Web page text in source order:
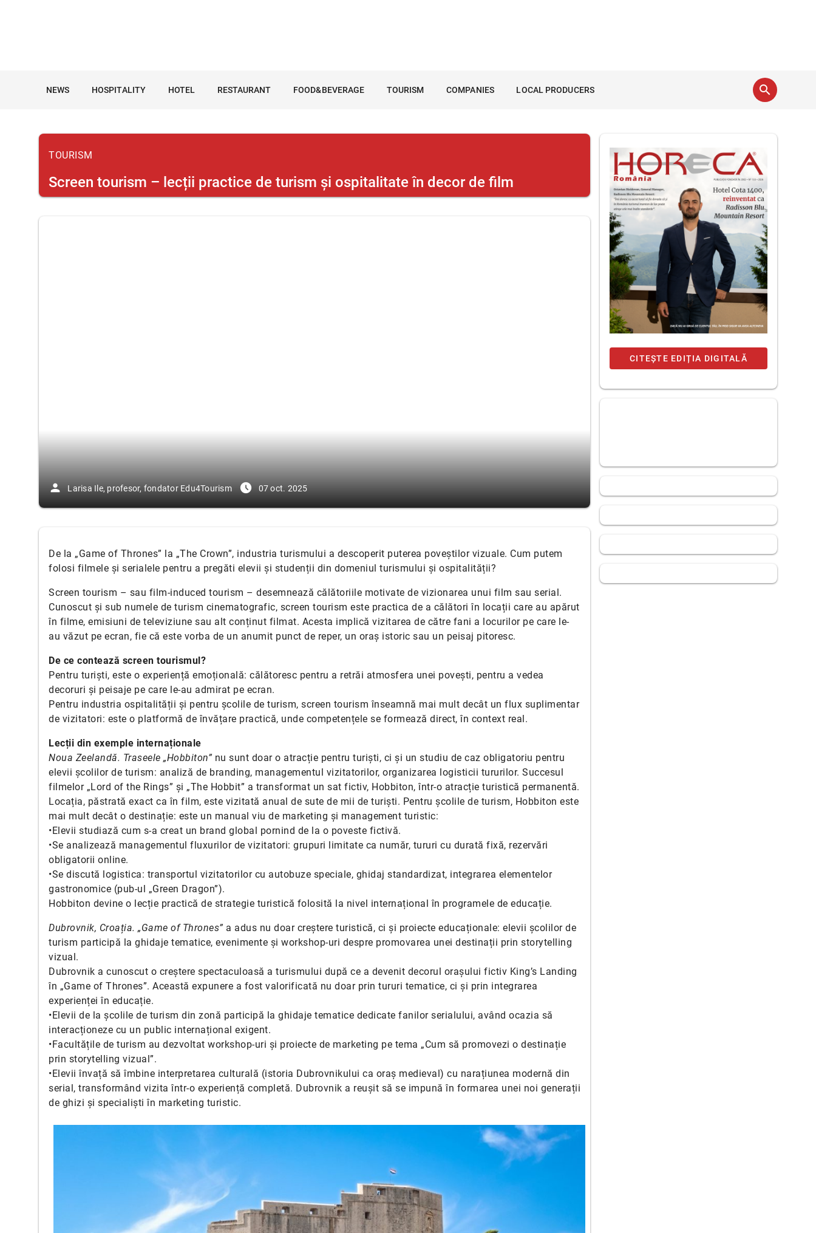
NEWS HOSPITALITY HOTEL RESTAURANT FOOD&BEVERAGE TOURISM COMPANIES LOCAL PRODUCERS search
TOURISM
Screen tourism – lecții practice de turism și ospitalitate în decor de film
person Larisa Ile, profesor, fondator Edu4Tourism access_time_filled 07 oct. 2025
De la „Game of Thrones” la „The Crown”, industria turismului a descoperit puterea poveștilor vizuale. Cum putem
folosi filmele și serialele pentru a pregăti elevii și studenții din domeniul turismului și ospitalității?
Screen tourism – sau film-induced tourism – desemnează călătoriile motivate de vizionarea unui film sau serial.
Cunoscut și sub numele de turism cinematografic, screen tourism este practica de a călători în locații care au apărut
în filme, emisiuni de televiziune sau alt conținut filmat. Acesta implică vizitarea de către fani a locurilor pe care le-
au văzut pe ecran, fie că este vorba de un anumit punct de reper, un oraș istoric sau un peisaj pitoresc.
De ce contează screen tourismul?
Pentru turiști, este o experiență emoțională: călătoresc pentru a retrăi atmosfera unei povești, pentru a vedea
decoruri și peisaje pe care le-au admirat pe ecran.
Pentru industria ospitalității și pentru școlile de turism, screen tourism înseamnă mai mult decât un flux suplimentar
de vizitatori: este o platformă de învățare practică, unde competențele se formează direct, în context real.
Lecții din exemple internaționale
Noua Zeelandă. Traseele „Hobbiton” nu sunt doar o atracție pentru turiști, ci și un studiu de caz obligatoriu pentru
elevii școlilor de turism: analiză de branding, managementul vizitatorilor, organizarea logisticii tururilor. Succesul
filmelor „Lord of the Rings” și „The Hobbit” a transformat un sat fictiv, Hobbiton, într-o atracție turistică permanentă.
Locația, păstrată exact ca în film, este vizitată anual de sute de mii de turiști. Pentru școlile de turism, Hobbiton este
mai mult decât o destinație: este un manual viu de marketing și management turistic:
•Elevii studiază cum s-a creat un brand global pornind de la o poveste fictivă.
•Se analizează managementul fluxurilor de vizitatori: grupuri limitate ca număr, tururi cu durată fixă, rezervări
obligatorii online.
•Se discută logistica: transportul vizitatorilor cu autobuze speciale, ghidaj standardizat, integrarea elementelor
gastronomice (pub-ul „Green Dragon”).
Hobbiton devine o lecție practică de strategie turistică folosită la nivel internațional în programele de educație.
Dubrovnik, Croația. „Game of Thrones” a adus nu doar creștere turistică, ci și proiecte educaționale: elevii școlilor de
turism participă la ghidaje tematice, evenimente și workshop-uri despre promovarea unei destinații prin storytelling
vizual.
Dubrovnik a cunoscut o creștere spectaculoasă a turismului după ce a devenit decorul orașului fictiv King’s Landing
în „Game of Thrones”. Această expunere a fost valorificată nu doar prin tururi tematice, ci și prin integrarea
experienței în educație.
•Elevii de la școlile de turism din zonă participă la ghidaje tematice dedicate fanilor serialului, având ocazia să
interacționeze cu un public internațional exigent.
•Facultățile de turism au dezvoltat workshop-uri și proiecte de marketing pe tema „Cum să promovezi o destinație
prin storytelling vizual”.
•Elevii învață să îmbine interpretarea culturală (istoria Dubrovnikului ca oraș medieval) cu narațiunea modernă din
serial, transformând vizita într-o experiență completă. Dubrovnik a reușit să se impună în formarea unei noi generații
de ghizi și specialiști în marketing turistic.
CITEȘTE EDIȚIA DIGITALĂ